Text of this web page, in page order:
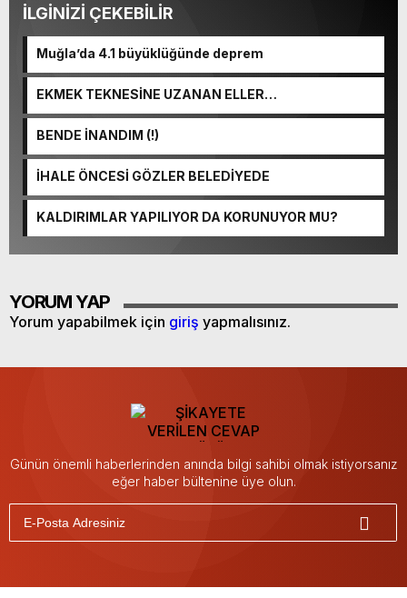
İLGİNİZİ ÇEKEBİLİR
Muğla’da 4.1 büyüklüğünde deprem
EKMEK TEKNESİNE UZANAN ELLER…
BENDE İNANDIM (!)
İHALE ÖNCESİ GÖZLER BELEDİYEDE
KALDIRIMLAR YAPILIYOR DA KORUNUYOR MU?
YORUM YAP
Yorum yapabilmek için giriş yapmalısınız.
Günün önemli haberlerinden anında bilgi sahibi olmak istiyorsanız
eğer haber bültenine üye olun.